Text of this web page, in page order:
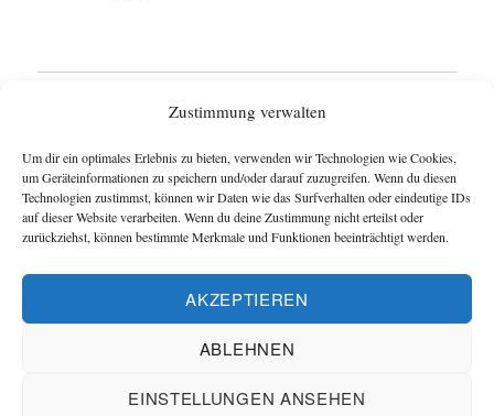
Zustimmung verwalten
Um dir ein optimales Erlebnis zu bieten, verwenden wir Technologien wie Cookies,
um Geräteinformationen zu speichern und/oder darauf zuzugreifen. Wenn du diesen
Technologien zustimmst, können wir Daten wie das Surfverhalten oder eindeutige IDs
auf dieser Website verarbeiten. Wenn du deine Zustimmung nicht erteilst oder
zurückziehst, können bestimmte Merkmale und Funktionen beeinträchtigt werden.
AKZEPTIEREN
ABLEHNEN
EINSTELLUNGEN ANSEHEN
Wie funktioniert das Blog ?
anzeigen
Impressum
Cookie-Richtlinie (EU)
Datenschutzerklärung
Mit Stolz präsentiert von Schachverein